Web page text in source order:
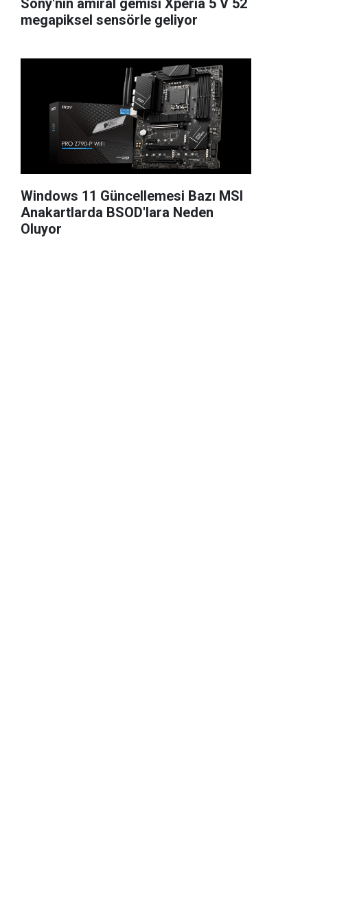
Sony'nin amiral gemisi Xperia 5 V 52
megapiksel sensörle geliyor
Windows 11 Güncellemesi Bazı MSI
Anakartlarda BSOD'lara Neden
Oluyor